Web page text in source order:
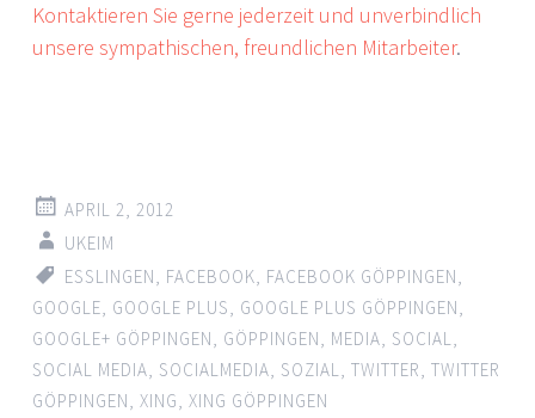
Kontaktieren Sie gerne jederzeit und unverbindlich
unsere sympathischen, freundlichen Mitarbeiter.
APRIL 2, 2012
UKEIM
ESSLINGEN
FACEBOOK FACEBOOK GÖPPINGEN
GOOGLE GOOGLE PLUS GOOGLE PLUS GÖPPINGEN
GOOGLE+ GÖPPINGEN
GÖPPINGEN MEDIA SOCIAL
SOCIAL MEDIA SOCIALMEDIA SOZIAL TWITTER TWITTER
GÖPPINGEN XING XING GÖPPINGEN